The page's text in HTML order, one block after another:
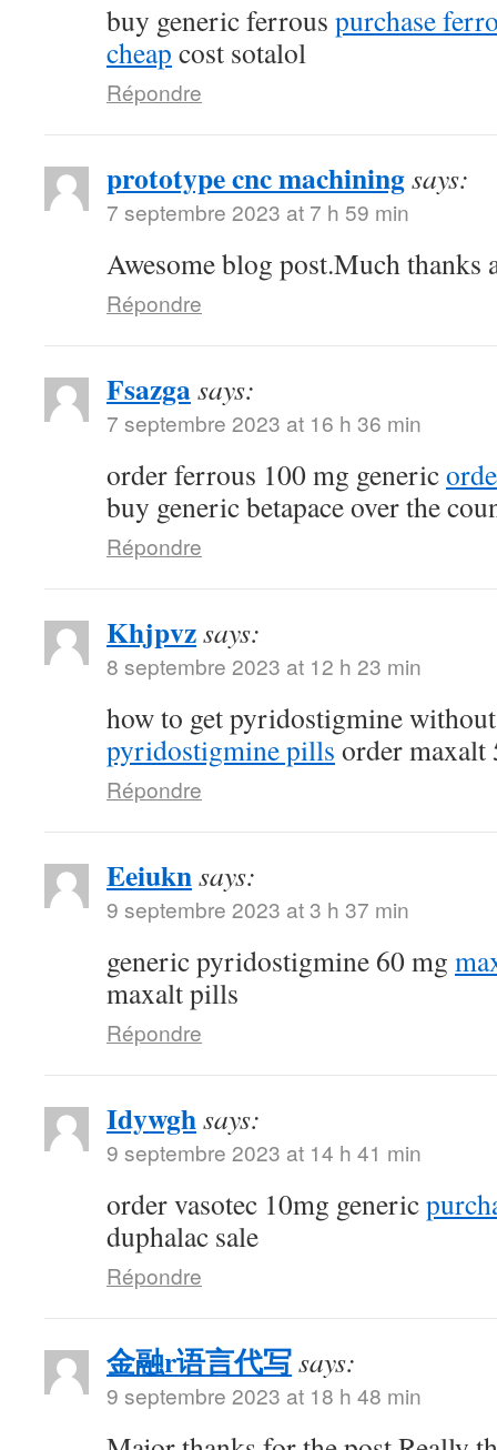
buy generic ferrous purchase
cheap cost sotalol
Répondre
prototype cnc machiningsays:
7 septembre 2023 at 7 h 59 min
Awesome blog post.Much thanks
Répondre
Fsazgasays:
7 septembre 2023 at 16 h 36 min
order ferrous 100 mg generic
buy generic betapace over the
Répondre
Khjpvzsays:
8 septembre 2023 at 12 h 23 min
how to get pyridostigmine
pyridostigmine pills order
Répondre
Eeiuknsays:
9 septembre 2023 at 3 h 37 min
generic pyridostigmine 60 mg
maxalt pills
Répondre
Idywghsays:
9 septembre 2023 at 14 h 41 min
order vasotec 10mg generic
duphalac sale
Répondre
金融r语言代写says:
9 septembre 2023 at 18 h 48 min